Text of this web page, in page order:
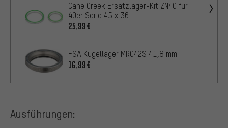
Cane Creek Ersatzlager-Kit ZN40 für
40er Serie 45 x 36
25,99€
FSA Kugellager MR042S 41,8 mm
16,99€
Ausführungen: